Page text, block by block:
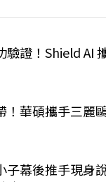
驗證！Shield AI
！華碩攜手三麗
子幕後推手現身